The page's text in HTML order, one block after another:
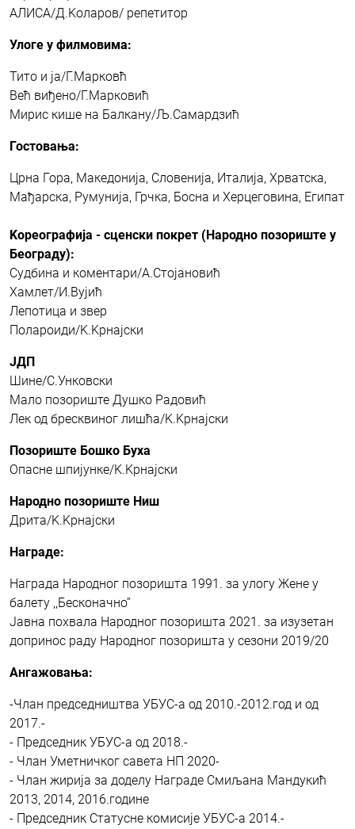
АЛИСА/Д.Kоларов/ репетитор
Улоге у филмовима:
Тито и ја/Г.Марковћ
Већ виђено/Г.Марковић
Мирис кише на Балкану/Љ.Самардзић
Гостовања:
Црна Гора, Македонија, Словенија, Италија, Хрватска,
Мађарска, Румунија, Грчка, Босна и Херцеговина, Египат
Kореографија - сценски покрет (Народно позориште у
Београду):
Судбина и коментари/А.Стојановић
Хамлет/И.Вујић
Лепотица и звер
Полароиди/K.Kрнајски
ЈДП
Шине/С.Унковски
Мало позориште Душко Радовић
Лек од бресквиног лишћа/K.Kрнајски
Позориште Бошко Буха
Опасне шпијунке/K.Kрнајски
Народно позориште Ниш
Дрита/K.Kрнајски
Награде:
Награда Народног позоришта 1991. за улогу Жене у
балету ,,Бесконачно’’
Јавна похвала Народног позоришта 2021. за изузетан
допринос раду Народног позоришта у сезони 2019/20
Ангажовања:
-Члан председништва УБУС-а од 2010.-2012.год и од
2017.-
- Председник УБУС-а од 2018.-
- Члан Уметничког савета НП 2020-
- Члан жирија за доделу Награде Смиљана Мандукић
2013, 2014, 2016.године
- Председник Статусне комисије УБУС-а 2014.-